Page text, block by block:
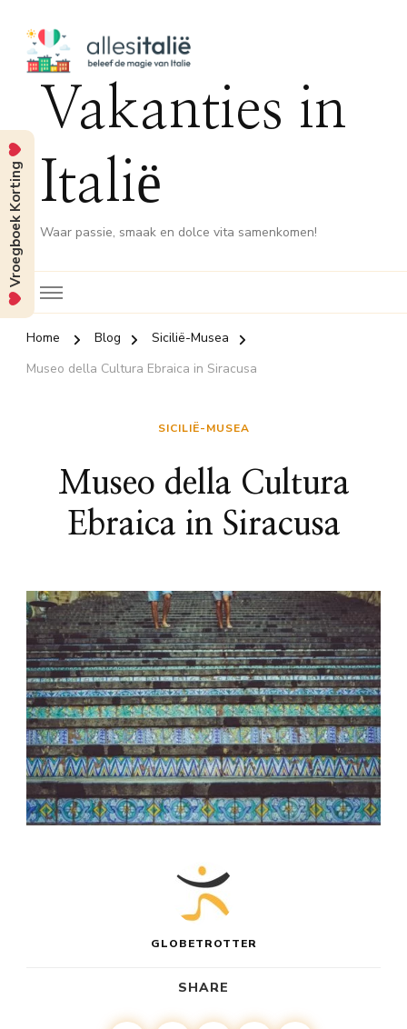
Vakanties in
Italië
Waar passie, smaak en dolce vita samenkomen!
Home Blog
Sicilië-Musea
Museo della Cultura Ebraica in Siracusa
SICILIË-MUSEA
Museo della Cultura
Ebraica in Siracusa
GLOBETROTTER
SHARE
Vroegboek Korting